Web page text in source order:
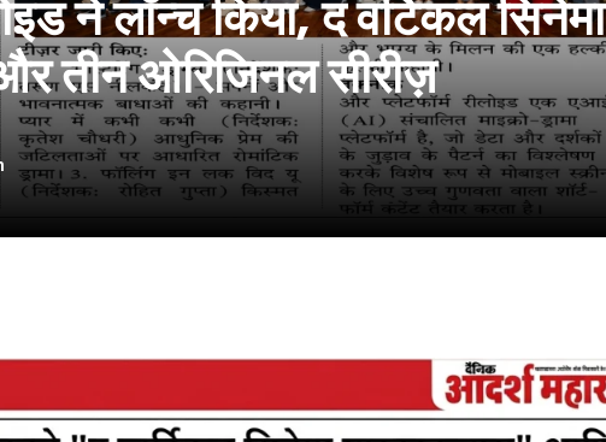
ने लॉन्च किया, द वर्टिकल सिनेमा
तीन ओरिजिनल सीरीज़